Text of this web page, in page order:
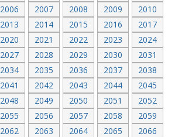
2006 2007 2008 2009
2010
2013 2014 2015 2016
2017
2020 2021 2022 2023
2024
2027 2028 2029 2030
2031
2034 2035 2036 2037
2038
2041 2042 2043 2044
2045
2048 2049 2050 2051
2052
2055 2056 2057 2058
2059
2062 2063 2064 2065
2066